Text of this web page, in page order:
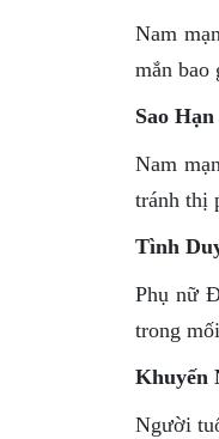
Nam
mắn bao
Sao
Nam
tránh thị
Tình
Phụ nữ
trong
Khuyến
Người